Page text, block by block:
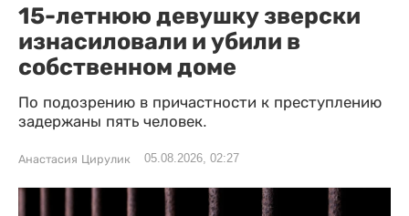
15-летнюю девушку зверски
изнасиловали и убили в
собственном доме
По подозрению в причастности к преступлению
задержаны пять человек.
Анастасия Цирулик 05.08.2026, 02:27